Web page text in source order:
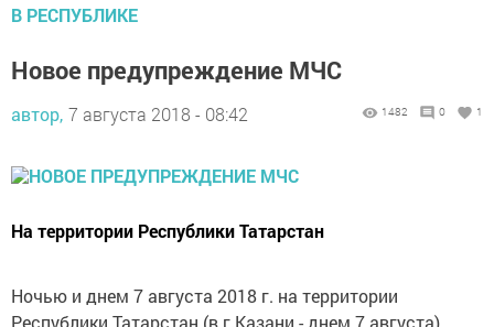
В РЕСПУБЛИКЕ
Новое предупреждение МЧС
автор, 7 августа 2018 - 08:42 1482 0 1
На территории Республики Татарстан
Ночью и днем 7 августа 2018 г. на территории
Республики Татарстан (в г.Казани - днем 7 августа)